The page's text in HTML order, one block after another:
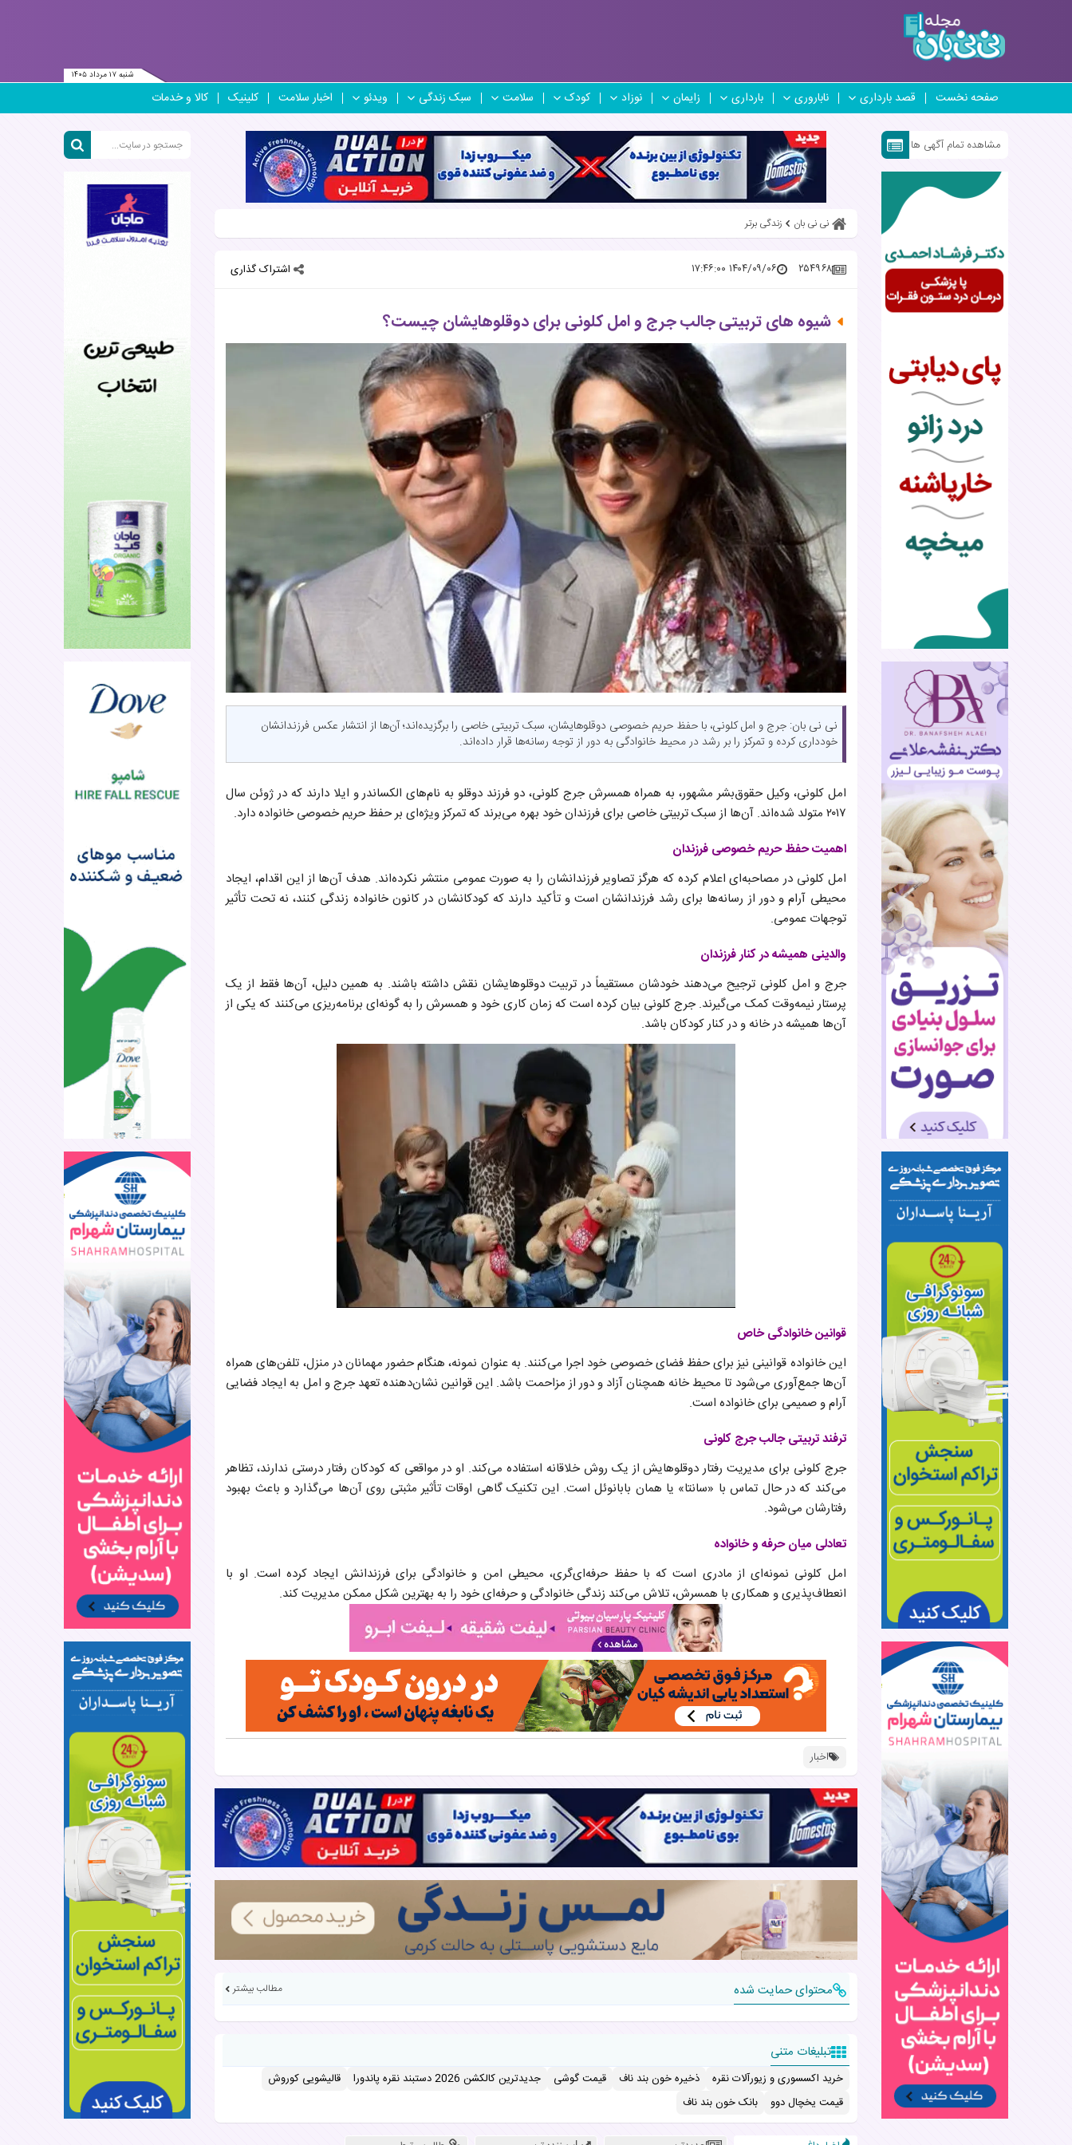
شنبه ۱۷ مرداد ۱۴۰۵
صفحه نخست قصد بارداری ناباروری بارداری زایمان نوزاد کودک سلامت سبک زندگی ویدئو اخبار سلامت کلینیک کالا و خدمات
مشاهده تمام آگهی ها
نی نی بان زندگی برتر
۲۵۴۹۶۸ ۱۴۰۴/۰۹/۰۶ ۱۷:۴۶:۰۰ اشتراک گذاری
شیوه های تربیتی جالب جرج و امل کلونی برای دوقلوهایشان چیست؟
نی نی بان: جرج و امل کلونی، با حفظ حریم خصوصی دوقلوهایشان، سبک تربیتی خاصی را برگزیده‌اند؛ آن‌ها از انتشار عکس فرزندانشان
خودداری کرده و تمرکز را بر رشد در محیط خانوادگی به دور از توجه رسانه‌ها قرار داده‌اند.
امل کلونی، وکیل حقوق‌بشر مشهور، به همراه همسرش جرج کلونی، دو فرزند دوقلو به نام‌های الکساندر و ایلا دارند که در ژوئن سال
۲۰۱۷ متولد شده‌اند. آن‌ها از سبک تربیتی خاصی برای فرزندان خود بهره می‌برند که تمرکز ویژه‌ای بر حفظ حریم خصوصی خانواده دارد.
اهمیت حفظ حریم خصوصی فرزندان
امل کلونی در مصاحبه‌ای اعلام کرده که هرگز تصاویر فرزندانشان را به صورت عمومی منتشر نکرده‌اند. هدف آن‌ها از این اقدام، ایجاد
محیطی آرام و دور از رسانه‌ها برای رشد فرزندانشان است و تأکید دارند که کودکانشان در کانون خانواده زندگی کنند، نه تحت تأثیر
توجهات عمومی.
والدینی همیشه در کنار فرزندان
جرج و امل کلونی ترجیح می‌دهند خودشان مستقیماً در تربیت دوقلوهایشان نقش داشته باشند. به همین دلیل، آن‌ها فقط از یک
پرستار نیمه‌وقت کمک می‌گیرند. جرج کلونی بیان کرده است که زمان کاری خود و همسرش را به گونه‌ای برنامه‌ریزی می‌کنند که یکی از
آن‌ها همیشه در خانه و در کنار کودکان باشد.
قوانین خانوادگی خاص
این خانواده قوانینی نیز برای حفظ فضای خصوصی خود اجرا می‌کنند. به عنوان نمونه، هنگام حضور مهمانان در منزل، تلفن‌های همراه
آن‌ها جمع‌آوری می‌شود تا محیط خانه همچنان آزاد و دور از مزاحمت باشد. این قوانین نشان‌دهنده تعهد جرج و امل به ایجاد فضایی
آرام و صمیمی برای خانواده است.
ترفند تربیتی جالب جرج کلونی
جرج کلونی برای مدیریت رفتار دوقلوهایش از یک روش خلاقانه استفاده می‌کند. او در مواقعی که کودکان رفتار درستی ندارند، تظاهر
می‌کند که در حال تماس با «سانتا» یا همان بابانوئل است. این تکنیک گاهی اوقات تأثیر مثبتی روی آن‌ها می‌گذارد و باعث بهبود
رفتارشان می‌شود.
تعادلی میان حرفه و خانواده
امل کلونی نمونه‌ای از مادری است که با حفظ حرفه‌ای‌گری، محیطی امن و خانوادگی برای فرزندانش ایجاد کرده است. او با
انعطاف‌پذیری و همکاری با همسرش، تلاش می‌کند زندگی خانوادگی و حرفه‌ای خود را به بهترین شکل ممکن مدیریت کند.
اخبار
محتوای حمایت شده مطالب بیشتر
تبلیغات متنی
خرید اکسسوری و زیورآلات نقره ذخیره خون بند ناف قیمت گوشی جدیدترین کالکشن 2026 دستبند نقره پاندورا
قالیشویی کوروش
قیمت یخچال دوو
بانک خون بند ناف